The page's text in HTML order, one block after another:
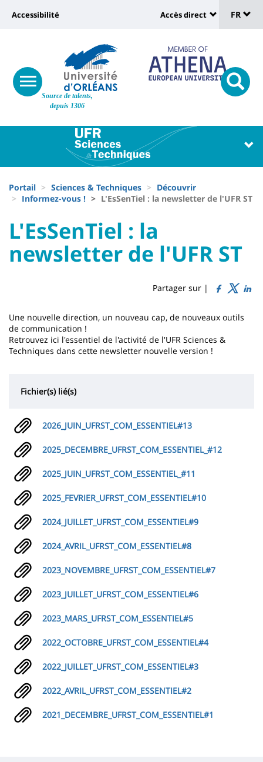
Site
Source de talents,
depuis 1306
Université
Recherche
responsive
menu
button
Université
vers
page
accessibilité
Accessibilité
:
Shortcut
links
Accès direct
de
FR
Université
Block
liste
composantes
d'Ariane
Portail Sciences & Techniques
Découvrir
Informez-vous !
L'EsSenTiel : la newsletter de l'UFR ST
University
:
Sidebar
University
:
Main
Titre
L'EsSenTiel : la
newsletter de l'UFR ST
Partager sur |
Contenu
de
la
principale
Une nouvelle direction, un nouveau cap, de nouveaux outils
de communication !
Retrouvez ici l'essentiel de l'activité de l'UFR Sciences &
Techniques dans cette newsletter nouvelle version !
Fichier(s) lié(s)
2026_JUIN_UFRST_COM_ESSENTIEL#13
2025_DECEMBRE_UFRST_COM_ESSENTIEL_#12
2025_JUIN_UFRST_COM_ESSENTIEL_#11
2025_FEVRIER_UFRST_COM_ESSENTIEL#10
2024_JUILLET_UFRST_COM_ESSENTIEL#9
2024_AVRIL_UFRST_COM_ESSENTIEL#8
2023_NOVEMBRE_UFRST_COM_ESSENTIEL#7
2023_JUILLET_UFRST_COM_ESSENTIEL#6
2023_MARS_UFRST_COM_ESSENTIEL#5
2022_OCTOBRE_UFRST_COM_ESSENTIEL#4
2022_JUILLET_UFRST_COM_ESSENTIEL#3
2022_AVRIL_UFRST_COM_ESSENTIEL#2
2021_DECEMBRE_UFRST_COM_ESSENTIEL#1